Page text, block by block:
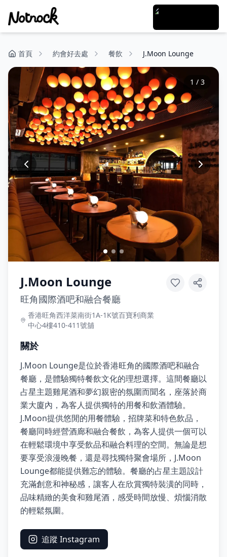
首頁 約會好去處 餐飲 J.Moon Lounge
1 / 3
J.Moon Lounge
旺角國際酒吧和融合餐廳
香港旺角西洋菜南街1A-1K號百寶利商業
中心4樓410-411號舖
關於
J.Moon Lounge是位於香港旺角的國際酒吧和融合
餐廳，是體驗獨特餐飲文化的理想選擇。這間餐廳以
占星主題雞尾酒和夢幻親密的氛圍而聞名，座落於商
業大廈內，為客人提供獨特的用餐和飲酒體驗。
J.Moon提供悠閒的用餐體驗，招牌菜和特色飲品，
餐廳同時經營酒廊和融合餐飲，為客人提供一個可以
在輕鬆環境中享受飲品和融合料理的空間。無論是想
要享受浪漫晚餐，還是尋找獨特聚會場所，J.Moon
Lounge都能提供難忘的體驗。餐廳的占星主題設計
充滿創意和神秘感，讓客人在欣賞獨特裝潢的同時，
品味精緻的美食和雞尾酒，感受時間放慢、煩惱消散
的輕鬆氛圍。
追蹤 Instagram